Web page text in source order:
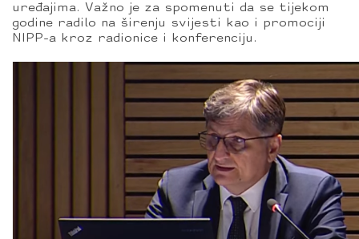
uređajima. Važno je za spomenuti da se tijekom
godine radilo na širenju svijesti kao i promociji
NIPP-a kroz radionice i konferenciju.